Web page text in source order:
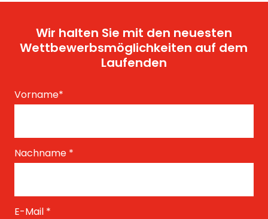
Wir halten Sie mit den neuesten
Wettbewerbsmöglichkeiten auf dem
Laufenden
Vorname*
Nachname *
E-Mail *